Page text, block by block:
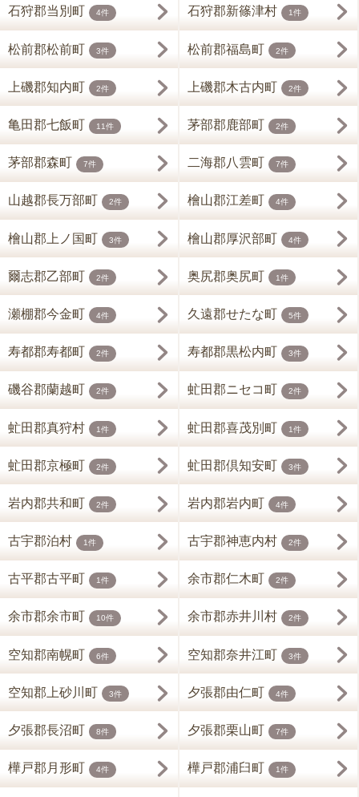
石狩郡当別町 4件 石狩郡新篠津村 1件
松前郡松前町 3件 松前郡福島町 2件
上磯郡知内町 2件 上磯郡木古内町 2件
亀田郡七飯町 11件 茅部郡鹿部町 2件
茅部郡森町 7件 二海郡八雲町 7件
山越郡長万部町 2件 檜山郡江差町 4件
檜山郡上ノ国町 3件 檜山郡厚沢部町 4件
爾志郡乙部町 2件 奥尻郡奥尻町 1件
瀬棚郡今金町 4件 久遠郡せたな町 5件
寿都郡寿都町 2件 寿都郡黒松内町 3件
磯谷郡蘭越町 2件 虻田郡ニセコ町 2件
虻田郡真狩村 1件 虻田郡喜茂別町 1件
虻田郡京極町 2件 虻田郡倶知安町 3件
岩内郡共和町 2件 岩内郡岩内町 4件
古宇郡泊村 1件 古宇郡神恵内村 2件
古平郡古平町 1件 余市郡仁木町 2件
余市郡余市町 10件 余市郡赤井川村 2件
空知郡南幌町 6件 空知郡奈井江町 3件
空知郡上砂川町 3件 夕張郡由仁町 4件
夕張郡長沼町 8件 夕張郡栗山町 7件
樺戸郡月形町 4件 樺戸郡浦臼町 1件